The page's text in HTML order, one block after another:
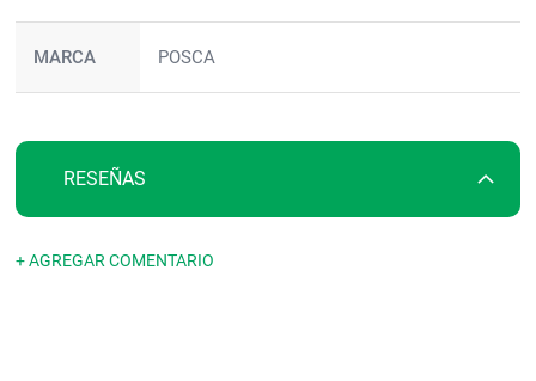
MARCA POSCA
RESEÑAS
+ AGREGAR COMENTARIO